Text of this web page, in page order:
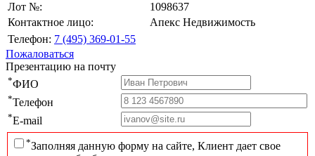
Лот №:
1098637
Контактное лицо:
Апекс Недвижимость
Телефон: 7 (495) 369-01-55
Пожаловаться
Презентацию на почту
*ФИО
*Телефон
*E-mail
*Заполняя данную форму на сайте, Клиент дает свое